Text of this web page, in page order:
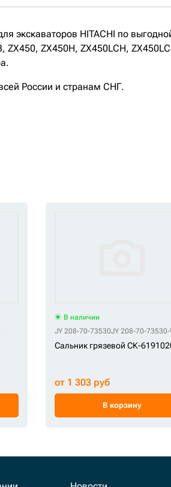
экскаваторов HITACHI по
ZX450H, ZX450LCH,
России и странам СНГ.
В наличии
JY 208-70-73530JY 208-70-73530-
Сальник грязевой СК-
от 1 303 руб
В корзину